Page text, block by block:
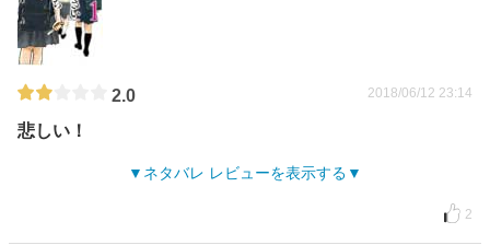
2.0 2018/06/12 23:14
悲しい！
ネタバレ レビューを表示する
2